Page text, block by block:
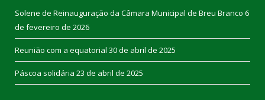
Solene de Reinauguração da Câmara Municipal de Breu Branco 6
de fevereiro de 2026
Reunião com a equatorial 30 de abril de 2025
Páscoa solidária 23 de abril de 2025